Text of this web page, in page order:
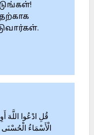
قُلِ ادْعُوا اللَّهَ
الْأَسْمَاءُ الْحُسْنَى